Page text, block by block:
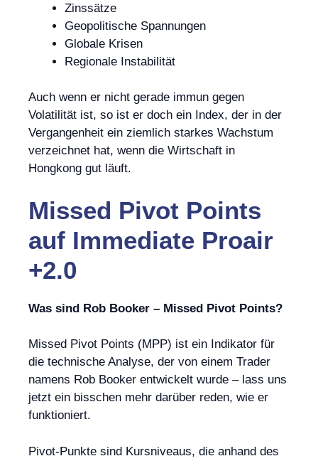
Zinssätze
Geopolitische Spannungen
Globale Krisen
Regionale Instabilität
Auch wenn er nicht gerade immun gegen
Volatilität ist, so ist er doch ein Index, der in der
Vergangenheit ein ziemlich starkes Wachstum
verzeichnet hat, wenn die Wirtschaft in
Hongkong gut läuft.
Missed Pivot Points
auf Immediate Proair
+2.0
Was sind Rob Booker – Missed Pivot Points?
Missed Pivot Points (MPP) ist ein Indikator für
die technische Analyse, der von einem Trader
namens Rob Booker entwickelt wurde – lass uns
jetzt ein bisschen mehr darüber reden, wie er
funktioniert.
Pivot-Punkte sind Kursniveaus, die anhand des